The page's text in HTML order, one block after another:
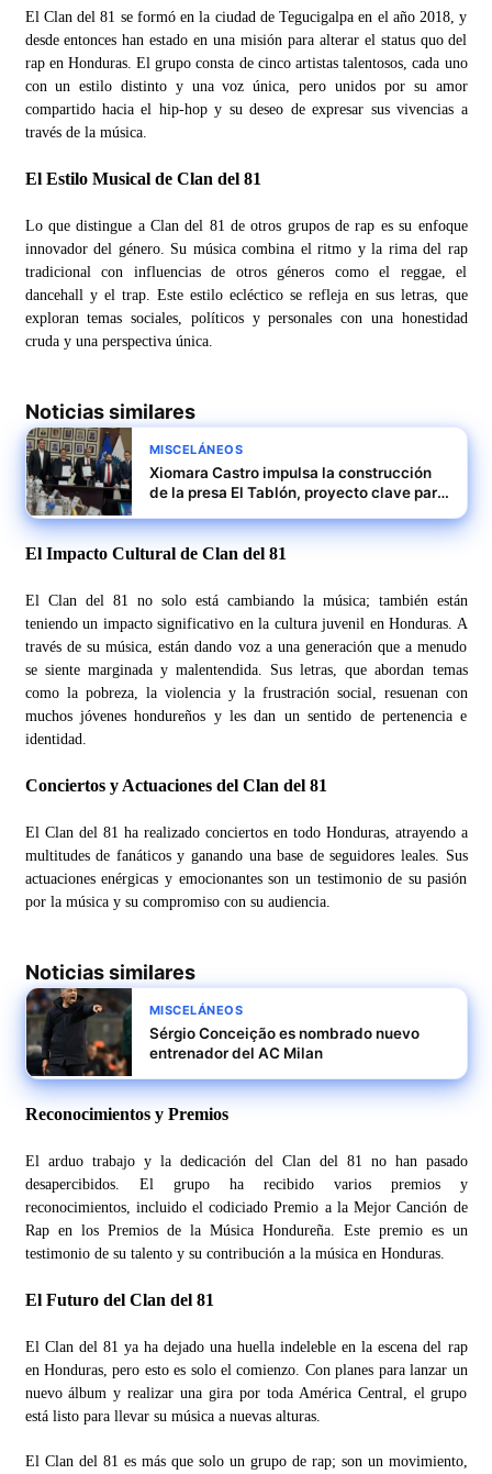
El Clan del 81 se formó en la ciudad de Tegucigalpa en el año 2018, y
desde entonces han estado en una misión para alterar el status quo del
rap en Honduras. El grupo consta de cinco artistas talentosos, cada uno
con un estilo distinto y una voz única, pero unidos por su amor
compartido hacia el hip-hop y su deseo de expresar sus vivencias a
través de la música.
El Estilo Musical de Clan del 81
Lo que distingue a Clan del 81 de otros grupos de rap es su enfoque
innovador del género. Su música combina el ritmo y la rima del rap
tradicional con influencias de otros géneros como el reggae, el
dancehall y el trap. Este estilo ecléctico se refleja en sus letras, que
exploran temas sociales, políticos y personales con una honestidad
cruda y una perspectiva única.
Noticias similares
MISCELÁNEOS
Xiomara Castro impulsa la construcción
de la presa El Tablón, proyecto clave para
El Impacto Cultural de Clan del 81
El Clan del 81 no solo está cambiando la música; también están
teniendo un impacto significativo en la cultura juvenil en Honduras. A
través de su música, están dando voz a una generación que a menudo
se siente marginada y malentendida. Sus letras, que abordan temas
como la pobreza, la violencia y la frustración social, resuenan con
muchos jóvenes hondureños y les dan un sentido de pertenencia e
identidad.
Conciertos y Actuaciones del Clan del 81
El Clan del 81 ha realizado conciertos en todo Honduras, atrayendo a
multitudes de fanáticos y ganando una base de seguidores leales. Sus
actuaciones enérgicas y emocionantes son un testimonio de su pasión
por la música y su compromiso con su audiencia.
Noticias similares
MISCELÁNEOS
Sérgio Conceição es nombrado nuevo
entrenador del AC Milan
Reconocimientos y Premios
El arduo trabajo y la dedicación del Clan del 81 no han pasado
desapercibidos. El grupo ha recibido varios premios y
reconocimientos, incluido el codiciado Premio a la Mejor Canción de
Rap en los Premios de la Música Hondureña. Este premio es un
testimonio de su talento y su contribución a la música en Honduras.
El Futuro del Clan del 81
El Clan del 81 ya ha dejado una huella indeleble en la escena del rap
en Honduras, pero esto es solo el comienzo. Con planes para lanzar un
nuevo álbum y realizar una gira por toda América Central, el grupo
está listo para llevar su música a nuevas alturas.
El Clan del 81 es más que solo un grupo de rap; son un movimiento,